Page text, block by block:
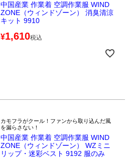
中国産業 作業着 空調作業服 WIND
ZONE（ウィンドゾーン） 消臭清涼
キット 9910
¥1,610税込
カモフラがクール！ファンから取り込んだ風
を漏らさない！
中国産業 作業着 空調作業服 WIND
ZONE（ウィンドゾーン） WZミニ
リップ・迷彩ベスト 9192 服のみ